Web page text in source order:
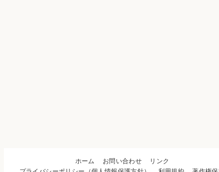
ホーム お問い合わせ
リンク